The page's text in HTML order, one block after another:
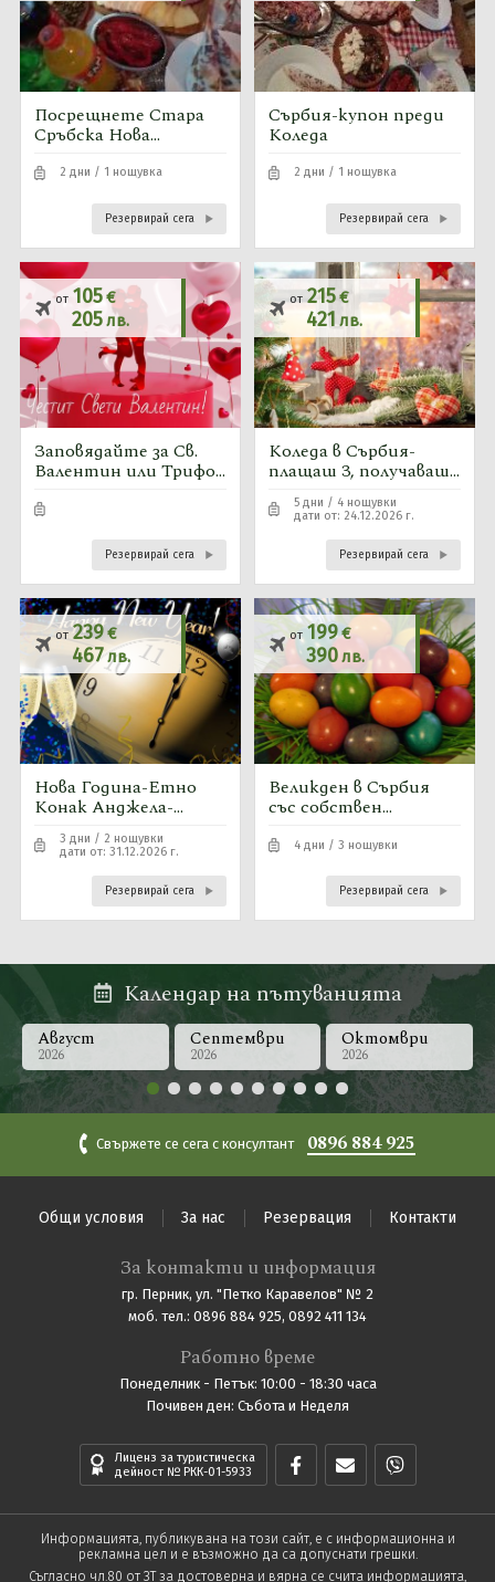
Посрещнете Стара
Сръбска Нова
2 дни / 1 нощувка
Резервирай сега
Сърбия-купон преди
Коледа
2 дни / 1 нощувка
Резервирай сега
от 105€
205лв.
Заповядайте за Св.
Валентин или Трифо
свободни места
Резервирай сега
от 215€
421 лв.
Коледа в Сърбия-
плащаш 3, получаваш
5 дни / 4 нощувки
дати от: 24.12.2026 г.
Резервирай сега
от 239€
467лв.
Нова Година-Етно
Конак Анджела-
СЪРБИЯ-2027
3 дни / 2 нощувки
дати от: 31.12.2026 г.
Резервирай сега
от 199€
390лв.
Великден в Сърбия
със собствен
свободни стаи
4 дни / 3 нощувки
Резервирай сега
Календар на пътуванията
Август
2026
Септември
2026
Октомври
2026
Свържете се сега с консултант 0896 884 925
Общи условия За нас Резервация Контакти
За контакти и информация
гр. Перник, ул. "Петко Каравелов" № 2
моб. тел.: 0896 884 925, 0892 411 134
Работно време
Понеделник - Петък: 10:00 - 18:30 часа
Почивен ден: Събота и Неделя
Лиценз за туристическа
дейност № РКК-01-5933
Информацията, публикувана на този сайт, е с информационна и
рекламна цел и е възможно да са допуснати грешки.
Съгласно чл.80 от ЗТ за достоверна и вярна се счита информацията,